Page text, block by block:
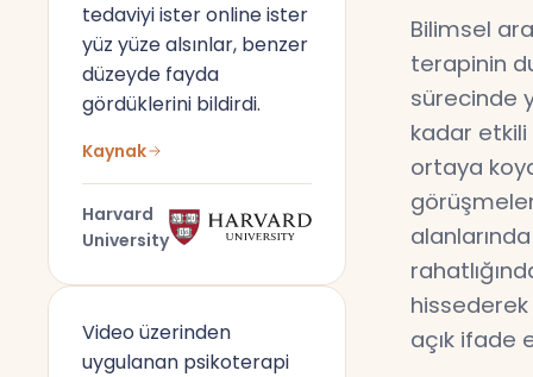
tedaviyi ister online ister
yüz yüze alsınlar, benzer
düzeyde fayda
gördüklerini bildirdi.
Kaynak
Harvard
University
Video üzerinden
uygulanan psikoterapi
Bilimsel
terapinin
sürecinde
kadar
ortaya
açık ifade